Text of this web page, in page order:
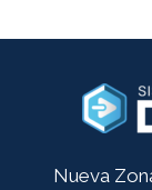
Nueva